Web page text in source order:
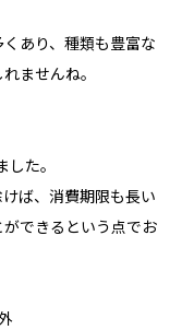
あり、種類も豊富な
ませんね。
た。
ば、消費期限も長い
できるという点でお